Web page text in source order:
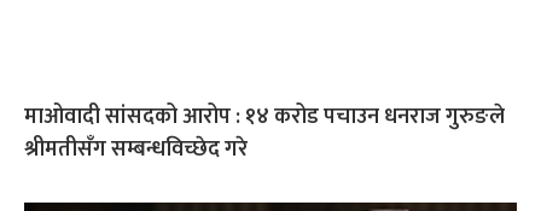
माओवादी सांसदको आरोप : १४ करोड पचाउन धनराज गुरुङले
श्रीमतीसँग सम्बन्धविच्छेद गरे